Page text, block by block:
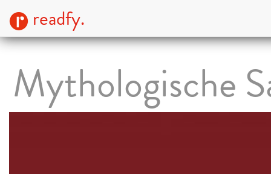
readfy.
Mythologische